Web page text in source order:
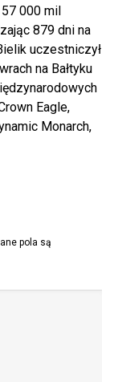
57 000 mil
879 dni na
uczestniczył
na Bałtyku
Eagle,
Monarch,
pola są